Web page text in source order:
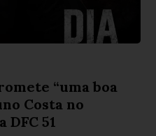
“uma boa
Costa no
51